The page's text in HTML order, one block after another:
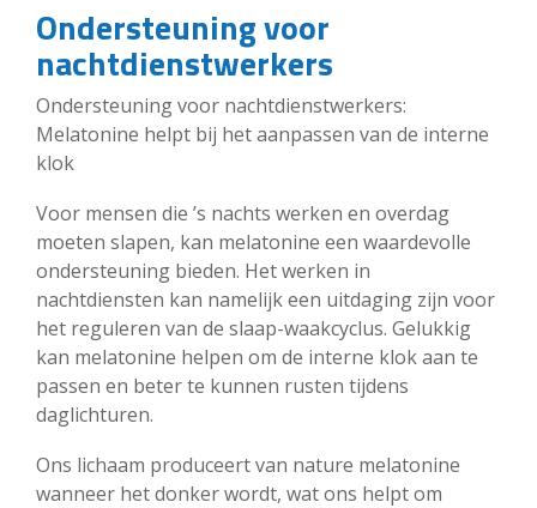
Ondersteuning voor
nachtdienstwerkers
Ondersteuning voor nachtdienstwerkers:
Melatonine helpt bij het aanpassen van de interne
klok
Voor mensen die ’s nachts werken en overdag
moeten slapen, kan melatonine een waardevolle
ondersteuning bieden. Het werken in
nachtdiensten kan namelijk een uitdaging zijn voor
het reguleren van de slaap-waakcyclus. Gelukkig
kan melatonine helpen om de interne klok aan te
passen en beter te kunnen rusten tijdens
daglichturen.
Ons lichaam produceert van nature melatonine
wanneer het donker wordt, wat ons helpt om